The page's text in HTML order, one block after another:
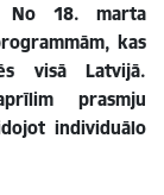
No 18. marta
kas
visā Latvijā.
prasmju
individuālo